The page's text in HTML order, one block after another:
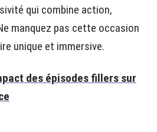
qui combine action,
manquez pas cette occasion
unique et immersive.
des épisodes fillers sur